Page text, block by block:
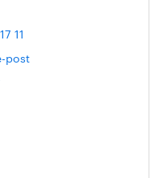
11
post